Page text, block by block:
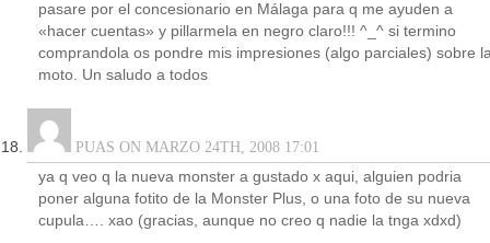
pasare por el concesionario en Málaga para q me ayuden a
«hacer cuentas» y pillarmela en negro claro!!! ^_^ si termino
comprandola os pondre mis impresiones (algo parciales) sobre
moto. Un saludo a todos
PUAS ON MARZO 24TH, 2008 17:01
ya q veo q la nueva monster a gustado x aqui, alguien podria
poner alguna fotito de la Monster Plus, o una foto de su nueva
cupula…. xao (gracias, aunque no creo q nadie la tnga xdxd)